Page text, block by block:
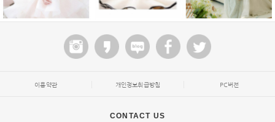
이용약관 개인정보취급방침 PC버전
CONTACT US